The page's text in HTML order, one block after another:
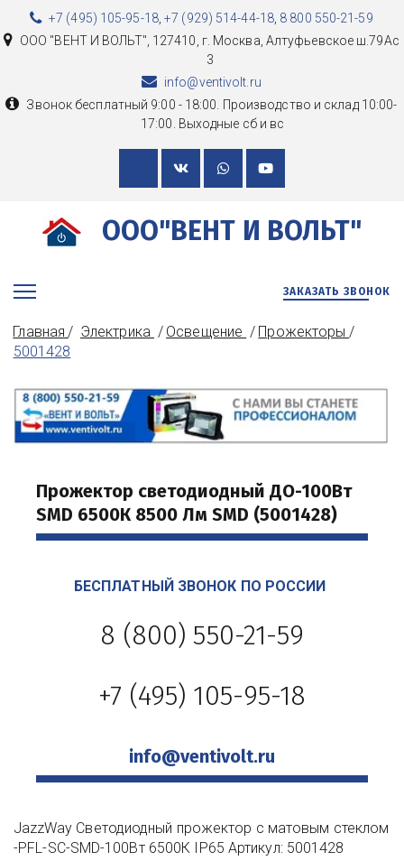
+7 (495) 105-95-18,+7 (929) 514-44-18, 8 800 550-21-59
ООО "ВЕНТ И ВОЛЬТ" 127410, г. Москва Алтуфьевское ш.79Ас
3
info@ventivolt.ru
Звонок бесплатный 9:00 - 18:00. Производство и склад 10:00-
17:00. Выходные сб и вс
ООО"ВЕНТ И ВОЛЬТ"
ЗАКАЗАТЬ ЗВОНОК
Главная / Электрика / Освещение / Прожекторы /
5001428
Прожектор светодиодный ДО-100Вт
SMD 6500К 8500 Лм SMD (5001428)
БЕСПЛАТНЫЙ ЗВОНОК ПО РОССИИ
8 (800) 550-21-59
+7 (495) 105-95-18
info@ventivolt.ru
JazzWay Светодиодный прожектор с матовым стеклом
-PFL-SC-SMD-100Вт 6500К IP65 Артикул: 5001428